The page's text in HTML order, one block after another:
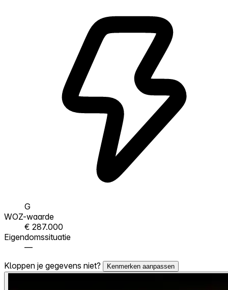
G
WOZ-waarde
€ 287.000
Eigendomssituatie
—
Kloppen je gegevens niet?
Kenmerken aanpassen